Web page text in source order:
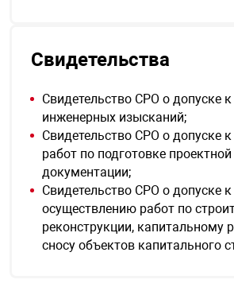
Свидетельства
Свидетельство СРО о допуске
инженерных изысканий;
Свидетельство СРО о допуске
работ по подготовке проектной
документации;
Свидетельство СРО о допуске к
осуществлению работ по
реконструкции, капитальному
сносу объектов капитального